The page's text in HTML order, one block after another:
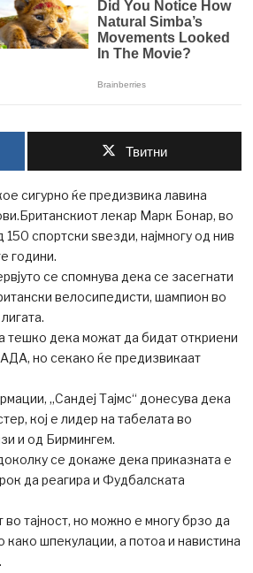
Твитни
сигурно ќе предизвика лавина
лекар Марк Бонар, во
спортски ѕвезди, најмногу од нив
години.
се спомнува дека се засегнати
велосипедисти, шампион во
тешко дека можат да бидат откриени
но секако ќе предизвикаат
„Сандеј Тајмс“ донесува дека
кој е лидер на табелата во
и од Бирмингем.
се докаже дека приказната е
да реагира и Фудбалската
тајност, но можно е многу брзо да
како шпекулации, а потоа и навистина